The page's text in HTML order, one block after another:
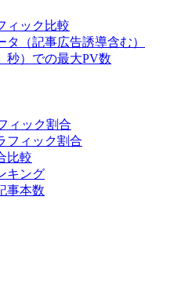
ィック比較
（記事広告誘導含む）
秒）での最大PV数
ィック割合
フィック割合
比較
キング
事本数